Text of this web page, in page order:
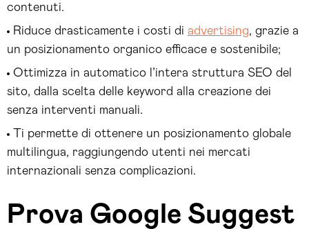
contenuti.
Riduce drasticamente i costi di advertising, grazie a
un posizionamento organico efficace e sostenibile;
Ottimizza in automatico l’intera struttura SEO del
sito, dalla scelta delle keyword alla creazione dei
senza interventi manuali.
Ti permette di ottenere un posizionamento globale
multilingua, raggiungendo utenti nei mercati
internazionali senza complicazioni.
Prova Google Suggest